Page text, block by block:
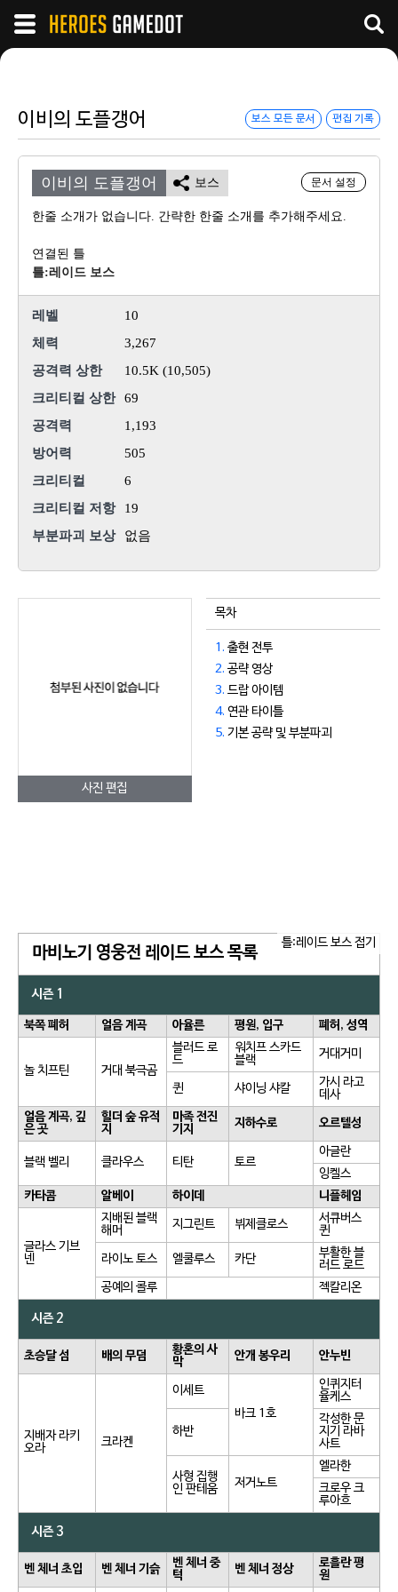
이비의 도플갱어 보스 모든 문서 편집 기록
문서 설정
이비의 도플갱어 보스
한줄 소개가 없습니다. 간략한 한줄 소개를 추가해주세요.
연결된 틀
틀:레이드 보스
레벨
10
체력
3,267
공격력 상한
10.5K (10,505)
크리티컬 상한
69
공격력
1,193
방어력
505
크리티컬
6
크리티컬 저항
19
부분파괴 보상
없음
사진 편집
목차
1. 출현 전투
2. 공략 영상
3. 드랍 아이템
4. 연관 타이틀
5. 기본 공략 및 부분파괴
틀:레이드 보스 접기
마비노기 영웅전 레이드 보스 목록
시즌 1
북쪽 폐허 얼음 계곡 아율른 평원, 입구 폐허, 성역
놀 치프틴 거대 북극곰
블러드 로
드
워치프 스카드
블랙
거대거미
퀸 샤이닝 샤칼
가시 라고
데사
얼음 계곡, 깊
은 곳
힐더 숲 유적
지
마족 전진
기지
지하수로 오르텔성
블랙 벨리 클라우스 티탄 토르
아글란
잉켈스
카타콤
알베이 하이데 니플헤임
글라스 기브
넨
지배된 블랙
해머
지그린트 뷔제클로스
서큐버스
퀸
라이노 토스 엘쿨루스 카단
부활한 블
러드 로드
공예의 콜루
젝칼리온
시즌 2
초승달 섬 배의 무덤
황혼의 사
막
안개 봉우리 안누빈
지배자 라키
오라
크라켄
이세트
바크 1호
인퀴지터
율케스
하반
각성한 문
지기 라바
사트
사형 집행
인 판테움
저거노트
엘라한
크로우 크
루아흐
시즌 3
벤 체너 초입 벤 체너 기슭
벤 체너 중
턱
벤 체너 정상
로흘란 평
원